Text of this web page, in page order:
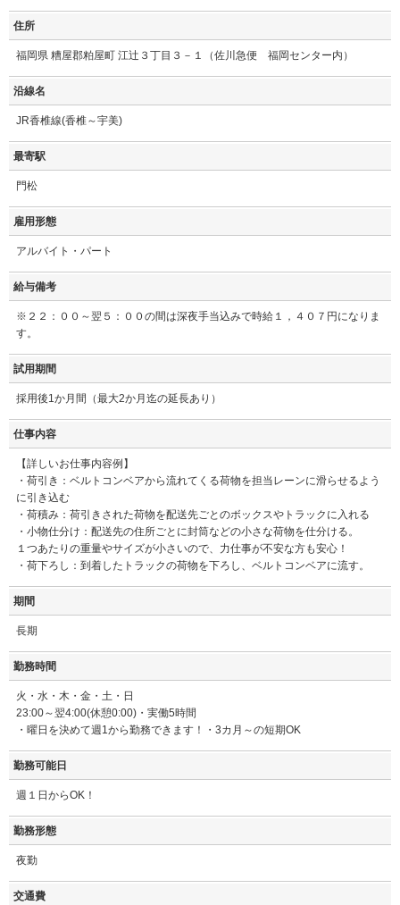
住所
福岡県 糟屋郡粕屋町 江辻３丁目３－１（佐川急便 福岡センター内）
沿線名
JR香椎線(香椎～宇美)
最寄駅
門松
雇用形態
アルバイト・パート
給与備考
※２２：００～翌５：００の間は深夜手当込みで時給１，４０７円になりま
す。
試用期間
採用後1か月間（最大2か月迄の延長あり）
仕事内容
【詳しいお仕事内容例】
・荷引き：ベルトコンベアから流れてくる荷物を担当レーンに滑らせるよう
に引き込む
・荷積み：荷引きされた荷物を配送先ごとのボックスやトラックに入れる
・小物仕分け：配送先の住所ごとに封筒などの小さな荷物を仕分ける。
１つあたりの重量やサイズが小さいので、力仕事が不安な方も安心！
・荷下ろし：到着したトラックの荷物を下ろし、ベルトコンベアに流す。
期間
長期
勤務時間
火・水・木・金・土・日
23:00～翌4:00(休憩0:00)・実働5時間
・曜日を決めて週1から勤務できます！・3カ月～の短期OK
勤務可能日
週１日からOK！
勤務形態
夜勤
交通費